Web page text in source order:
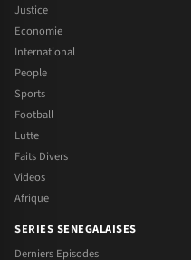
Justice
Economie
International
People
Sports
Football
Lutte
Faits Divers
Videos
Afrique
SERIES SENEGALAISES
Derniers Episodes